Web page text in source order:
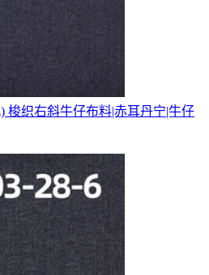
梭织右斜牛仔布料|赤耳丹宁|牛仔